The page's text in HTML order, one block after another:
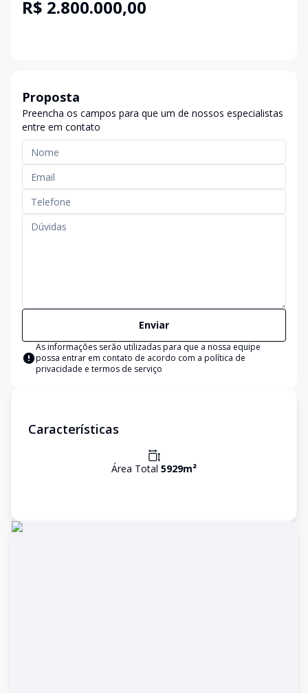
R$ 2.800.000,00
Proposta
Preencha os campos para que um de nossos especialistas
entre em contato
Enviar
As informações serão utilizadas para que a nossa equipe
possa entrar em contato de acordo com a política de
privacidade e termos de serviço
Características
Área Total 5929m²